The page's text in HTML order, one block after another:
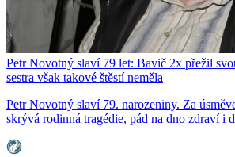
Petr Novotný slaví 79 let: Bavič 2x přežil
sestra však takové štěstí neměla
Petr Novotný slaví 79. narozeniny. Za
skrývá rodinná tragédie, pád na dno zdraví i